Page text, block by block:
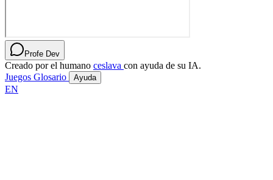
Profe Dev
Creado por el humano ceslava con ayuda de su IA.
Juegos Glosario Ayuda
EN